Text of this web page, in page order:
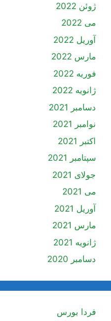
ژوئن 2022
می 2022
آوریل 2022
مارس 2022
فوریه 2022
ژانویه 2022
دسامبر 2021
نوامبر 2021
اکتبر 2021
سپتامبر 2021
جولای 2021
می 2021
آوریل 2021
مارس 2021
ژانویه 2021
دسامبر 2020
فردا بورس